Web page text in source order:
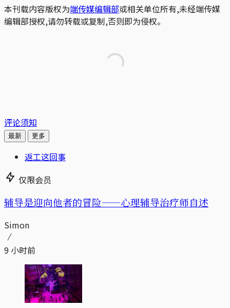
本刊载内容版权为端传媒编辑部或相关单位所有,未经端传媒
编辑部授权,请勿转载或复制,否则即为侵权。
评论须知
最新 更多
返工这回事
仅限会员
辅导是迎向他者的冒险——心理辅导治疗师自述
Simon
9 小时前